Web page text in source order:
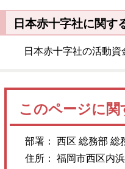
日本赤十字社に関す
日本赤十字社の活動資
このページに
部署： 西区 総務部 総
住所： 福岡市西区内